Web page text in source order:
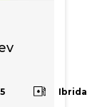
Ibrida